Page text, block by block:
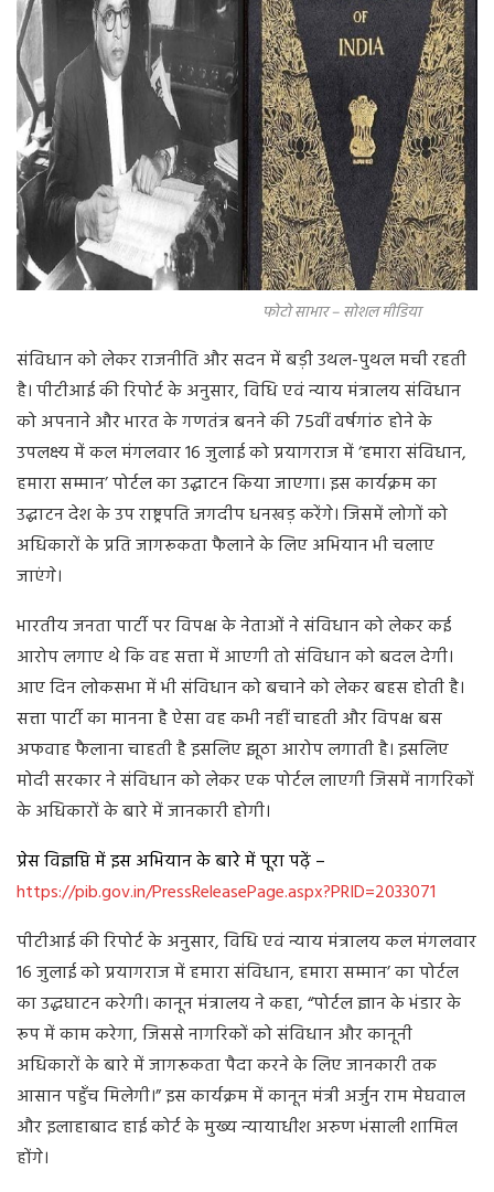
फोटो साभार – सोशल मीडिया
संविधान को लेकर राजनीति और सदन में बड़ी उथल-पुथल मची रहती
है। पीटीआई की रिपोर्ट के अनुसार, विधि एवं न्याय मंत्रालय संविधान
को अपनाने और भारत के गणतंत्र बनने की 75वीं वर्षगांठ होने के
उपलक्ष्य में कल मंगलवार 16 जुलाई को प्रयागराज में ‘हमारा संविधान,
हमारा सम्मान’ पोर्टल का उद्घाटन किया जाएगा। इस कार्यक्रम का
उद्घाटन देश के उप राष्ट्रपति जगदीप धनखड़ करेंगे। जिसमें लोगों को
अधिकारों के प्रति जागरूकता फैलाने के लिए अभियान भी चलाए
जाएंगे।
भारतीय जनता पार्टी पर विपक्ष के नेताओं ने संविधान को लेकर कई
आरोप लगाए थे कि वह सत्ता में आएगी तो संविधान को बदल देगी।
आए दिन लोकसभा में भी संविधान को बचाने को लेकर बहस होती है।
सत्ता पार्टी का मानना है ऐसा वह कभी नहीं चाहती और विपक्ष बस
अफवाह फैलाना चाहती है इसलिए झूठा आरोप लगाती है। इसलिए
मोदी सरकार ने संविधान को लेकर एक पोर्टल लाएगी जिसमें नागरिकों
के अधिकारों के बारे में जानकारी होगी।
प्रेस विज्ञप्ति में इस अभियान के बारे में पूरा पढ़ें –
https://pib.gov.in/PressReleasePage.aspx?PRID=2033071
पीटीआई की रिपोर्ट के अनुसार, विधि एवं न्याय मंत्रालय कल मंगलवार
16 जुलाई को प्रयागराज में हमारा संविधान, हमारा सम्मान’ का पोर्टल
का उद्धघाटन करेगी। कानून मंत्रालय ने कहा, “पोर्टल ज्ञान के भंडार के
रूप में काम करेगा, जिससे नागरिकों को संविधान और कानूनी
अधिकारों के बारे में जागरूकता पैदा करने के लिए जानकारी तक
आसान पहुँच मिलेगी।” इस कार्यक्रम में कानून मंत्री अर्जुन राम मेघवाल
और इलाहाबाद हाई कोर्ट के मुख्य न्यायाधीश अरुण भंसाली शामिल
होंगे।